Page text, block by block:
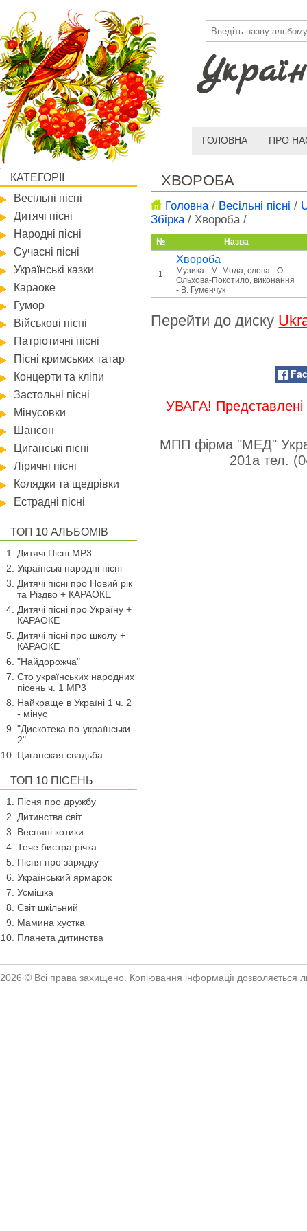
ГОЛОВНА ПРО
КАТЕГОРІЇ
Весільні пісні
Дитячі пісні
Народні пісні
Сучасні пісні
Українські казки
Караоке
Гумор
Військові пісні
Патріотичні пісні
Пісні кримських татар
Концерти та кліпи
Застольні пісні
Мінусовки
Шансон
Циганські пісні
Ліричні пісні
Колядки та щедрівки
Естрадні пісні
ТОП 10 АЛЬБОМІВ
Дитячі Пісні MP3
Українські народні пісні
Дитячі пісні про Новий рік
та Різдво + КАРАОКЕ
Дитячі пісні про Україну +
КАРАОКЕ
Дитячі пісні про школу +
КАРАОКЕ
"Найдорожча"
Сто українських народних
пісень ч. 1 МР3
Найкраще в Україні 1 ч. 2
- мінус
"Дискотека по-українськи -
2"
Циганская свадьба
ТОП 10 ПІСЕНЬ
Пісня про дружбу
Дитинства світ
Весняні котики
Тече бистра річка
Пісня про зарядку
Український ярмарок
Усмішка
Світ шкільний
Мамина хустка
Планета дитинства
ХВОРОБА
Головна/ Весільні пісні /
Збірка/ Хвороба/
№ Назва
1
Хвороба
Музика - М. Мода, слова - О.
Ольхова-Покотило, виконання
- В. Гуменчук
Перейти до диску
УВАГА! Представлені
МПП фірма "МЕД"
201а тел.
2026 © Всі права захищено. Копіювання інформації дозволяється